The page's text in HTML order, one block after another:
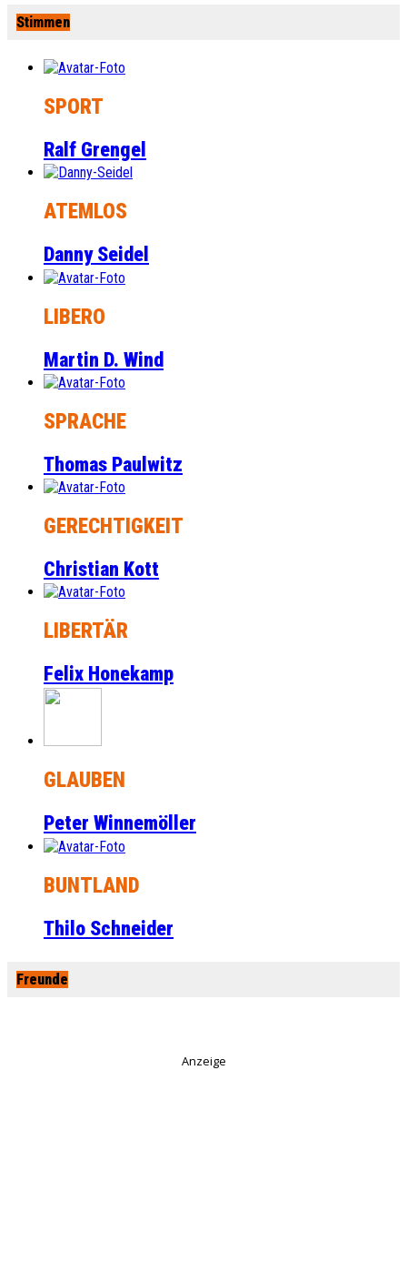
Stimmen
SPORT
Ralf Grengel
ATEMLOS
Danny Seidel
LIBERO
Martin D. Wind
SPRACHE
Thomas Paulwitz
GERECHTIGKEIT
Christian Kott
LIBERTÄR
Felix Honekamp
GLAUBEN
Peter Winnemöller
BUNTLAND
Thilo Schneider
Freunde
Anzeige